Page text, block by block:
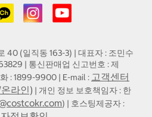
40 (일직동 163-3) | 대표자 : 조민수
| 통신판매업 신고번호 : 제
: 1899-9900 | E-mail : 고객센터
라인) | 개인 정보 보호책임자 : 한
) | 호스팅제공자 :